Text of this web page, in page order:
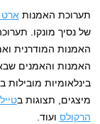
תערוכת האמנות ארט
של נסיך מונקו.
האמנות המודרנית
האמנות והאמנים
בינלאומיות מובילות ב
מיצגים, תצוגות ב
הרקולס ועוד.